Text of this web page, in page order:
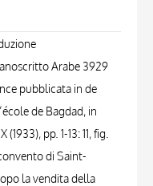
Arabe 3929
pubblicata in de
de Bagdad, in
pp. 1-13: 11, fig.
di Saint-
la vendita della